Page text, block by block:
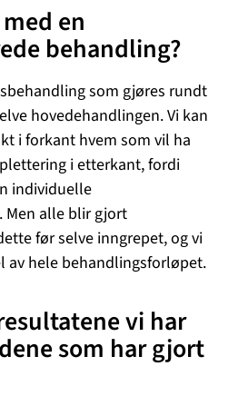
en
behandling?
som gjøres rundt
hovedehandlingen. Vi kan
i forkant hvem som vil ha
i etterkant, fordi
individuelle
Men alle blir gjort
før selve inngrepet, og vi
av hele behandlingsforløpet.
vi har
som har gjort